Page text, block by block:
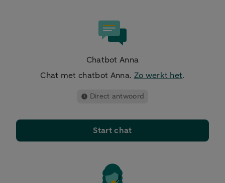
Chatbot Anna
Chat met chatbot Anna. Zo werkt het.
Direct antwoord
Start chat